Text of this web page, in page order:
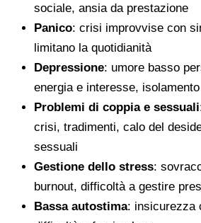
sociale, ansia da prestazione
Panico: crisi improvvise con
limitano la quotidianità
Depressione: umore basso
energia e interesse, isolamento
Problemi di coppia e sessuali
crisi, tradimenti, calo del
sessuali
Gestione dello stress:
burnout, difficoltà a gestire
Bassa autostima: insicurezza